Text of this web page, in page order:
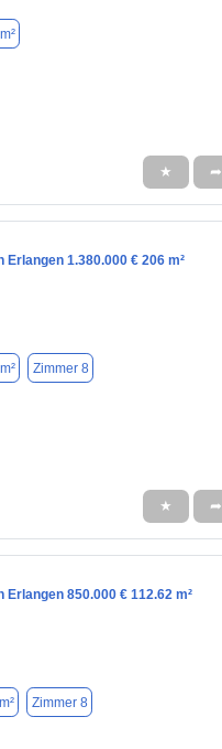
★ ➦
Erlangen 1.380.000 € 206 m²
Zimmer 8
★ ➦
Erlangen 850.000 € 112.62 m²
Zimmer 8